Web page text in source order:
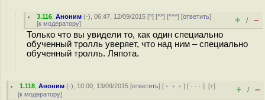
3.116 ,Аноним (-), 06:47, 12/09/2015 [^] [^^] [^^^] [ответить]
[к модератору] + / –
Только что вы увидели то, как один специально
обученный тролль уверяет, что над ним – специально
обученный тролль. Ляпота.
1.118 ,Аноним (-), 10:00, 13/09/2015 [ответить] [ ﹢﹢﹢] [ · · ·][↑]
[к модератору] + / –